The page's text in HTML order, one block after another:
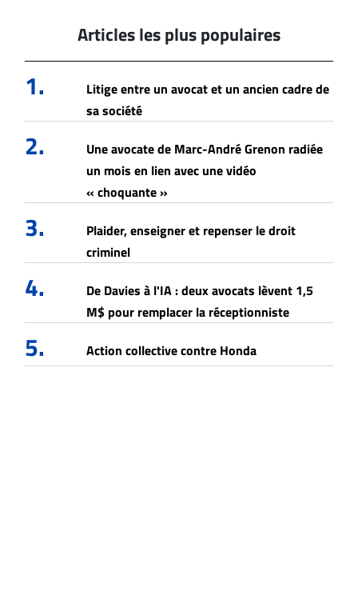
Articles les plus populaires
1.
Litige entre un avocat et un ancien cadre de
sa société
2.
Une avocate de Marc-André Grenon radiée
un mois en lien avec une vidéo
« choquante »
3.
Plaider, enseigner et repenser le droit
criminel
4.
De Davies à l'IA : deux avocats lèvent 1,5
M$ pour remplacer la réceptionniste
5. Action collective contre Honda